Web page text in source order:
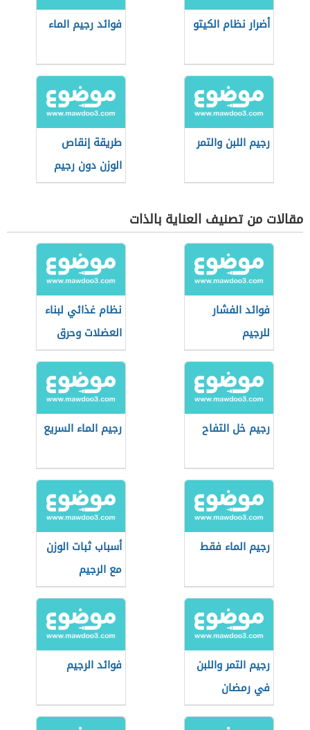
أضرار نظام الكيتو فوائد رجيم الماء
رجيم اللبن والتمر
طريقة إنقاص
الوزن دون رجيم
مقالات من تصنيف العناية بالذات
فوائد الفشار
للرجيم
نظام غذائي لبناء
العضلات وحرق
الدهون
رجيم خل التفاح رجيم الماء السريع
رجيم الماء فقط
أسباب ثبات الوزن
مع الرجيم
رجيم التمر واللبن
في رمضان
فوائد الرجيم